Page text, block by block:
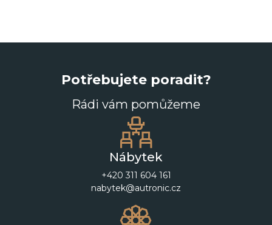
Potřebujete poradit?
Rádi vám pomůžeme
Nábytek
+420 311 604 161
nabytek@autronic.cz